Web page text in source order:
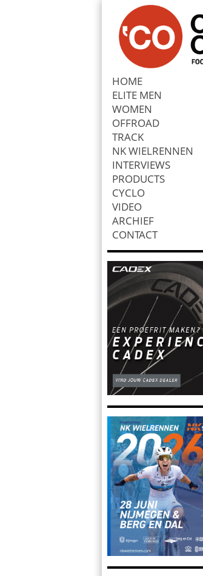
HOME
ELITE MEN
WOMEN
OFFROAD
TRACK
NK WIELRENNEN
INTERVIEWS
PRODUCTS
CYCLO
VIDEO
ARCHIEF
CONTACT
Zoek